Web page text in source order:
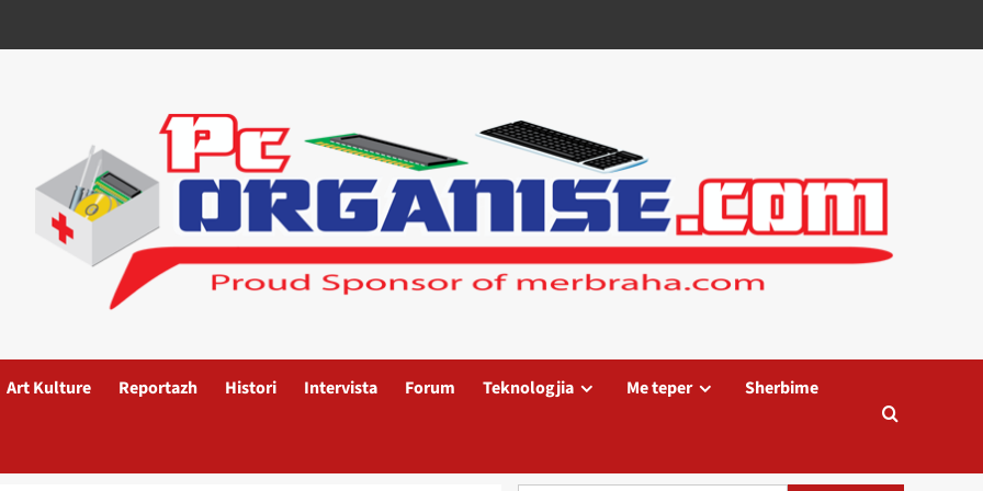
Art Kulture Reportazh Histori Intervista Forum Teknologjia Me teper Sherbime